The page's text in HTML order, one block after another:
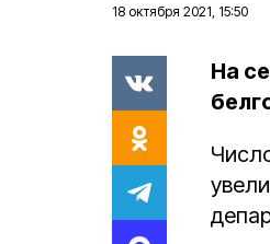
18 октября 2021, 15:50
На